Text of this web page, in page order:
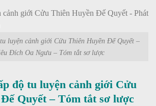
luyện cảnh giới Cửu Thiên Huyền Đế Quyết –
Đích Oa Ngưu – Tóm tắt sơ lược
độ tu luyện cảnh giới Cửu
Quyết – Tóm tắt sơ lược